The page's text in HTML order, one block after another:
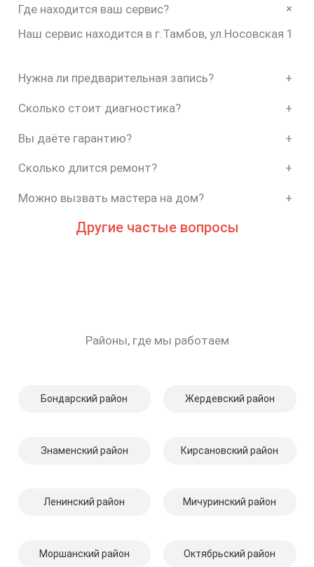
Где находится ваш сервис?
+
Наш сервис находится в г.Тамбов, ул.Носовская 1
Нужна ли предварительная запись? +
Сколько стоит диагностика? +
Вы даёте гарантию? +
Сколько длится ремонт? +
Можно вызвать мастера на дом? +
Другие частые вопросы
Районы, где мы работаем
Бондарский район Жердевский район
Знаменский район Кирсановский район
Ленинский район Мичуринский район
Моршанский район Октябрьский район